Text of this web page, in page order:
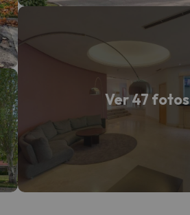
Ver 47 fotos